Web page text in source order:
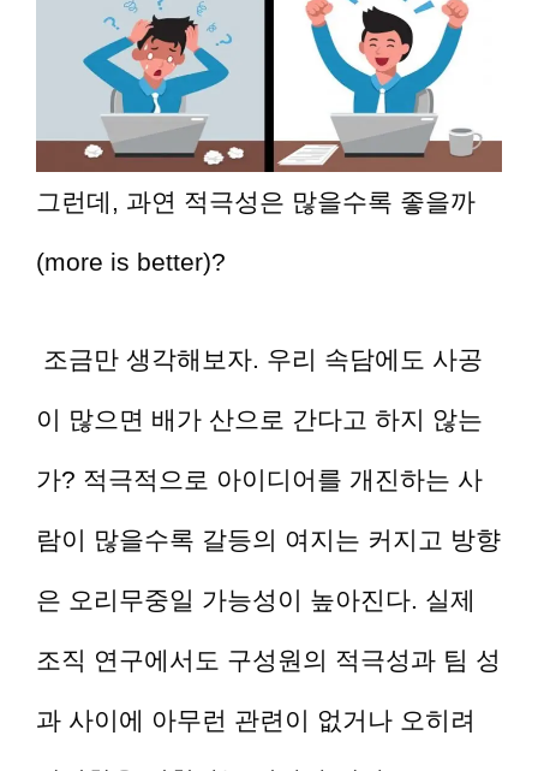
그런데, 과연 적극성은 많을수록 좋을까
(more is better)?
조금만 생각해보자. 우리 속담에도 사공
이 많으면 배가 산으로 간다고 하지 않는
가? 적극적으로 아이디어를 개진하는 사
람이 많을수록 갈등의 여지는 커지고 방향
은 오리무중일 가능성이 높아진다. 실제
조직 연구에서도 구성원의 적극성과 팀 성
과 사이에 아무런 관련이 없거나 오히려